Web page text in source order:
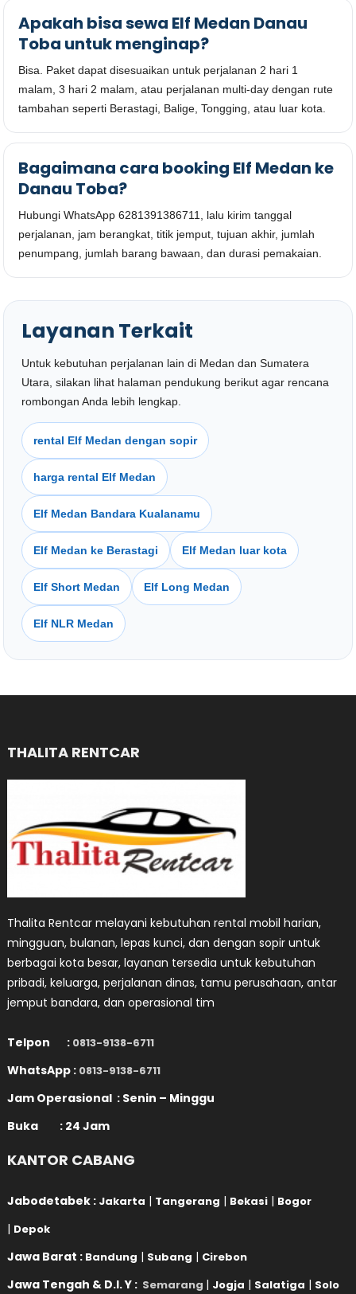
Apakah bisa sewa Elf Medan Danau
Toba untuk menginap?
Bisa. Paket dapat disesuaikan untuk perjalanan 2 hari 1
malam, 3 hari 2 malam, atau perjalanan multi-day dengan rute
tambahan seperti Berastagi, Balige, Tongging, atau luar kota.
Bagaimana cara booking Elf Medan ke
Danau Toba?
Hubungi WhatsApp 6281391386711, lalu kirim tanggal
perjalanan, jam berangkat, titik jemput, tujuan akhir, jumlah
penumpang, jumlah barang bawaan, dan durasi pemakaian.
Layanan Terkait
Untuk kebutuhan perjalanan lain di Medan dan Sumatera
Utara, silakan lihat halaman pendukung berikut agar rencana
rombongan Anda lebih lengkap.
rental Elf Medan dengan sopir
harga rental Elf Medan
Elf Medan Bandara Kualanamu
Elf Medan ke Berastagi Elf Medan luar kota
Elf Short Medan Elf Long Medan
Elf NLR Medan
THALITA RENTCAR
Thalita Rentcar melayani kebutuhan rental mobil harian,
mingguan, bulanan, lepas kunci, dan dengan sopir untuk
berbagai kota besar, layanan tersedia untuk kebutuhan
pribadi, keluarga, perjalanan dinas, tamu perusahaan, antar
jemput bandara, dan operasional tim
Telpon : 0813-9138-6711
WhatsApp : 0813-9138-6711
Jam Operasional : Senin – Minggu
Buka : 24 Jam
KANTOR CABANG
Jabodetabek : Jakarta | Tangerang | Bekasi | Bogor
| Depok
Jawa Barat : Bandung | Subang | Cirebon
Jawa Tengah & D.I. Y : Semarang | Jogja | Salatiga | Solo